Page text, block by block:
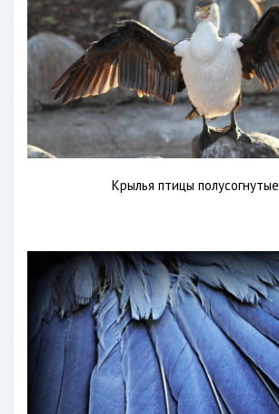
Крылья птицы полусогнутые